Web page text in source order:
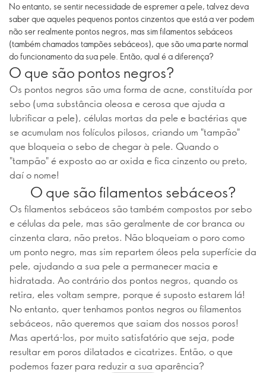
No entanto, se sentir necessidade de espremer a pele, talvez deva
saber que aqueles pequenos pontos cinzentos que está a ver podem
não ser realmente pontos negros, mas sim filamentos sebáceos
(também chamados tampões sebáceos), que são uma parte normal
do funcionamento da sua pele. Então, qual é a diferença?
O que são pontos negros?
Os pontos negros são uma forma de acne, constituída por
sebo (uma substância oleosa e cerosa que ajuda a
lubrificar a pele), células mortas da pele e bactérias que
se acumulam nos folículos pilosos, criando um "tampão"
que bloqueia o sebo de chegar à pele. Quando o
"tampão" é exposto ao ar oxida e fica cinzento ou preto,
daí o nome!
O que são filamentos sebáceos?
Os filamentos sebáceos são também compostos por sebo
e células da pele, mas são geralmente de cor branca ou
cinzenta clara, não pretos. Não bloqueiam o poro como
um ponto negro, mas sim repartem óleos pela superfície da
pele, ajudando a sua pele a permanecer macia e
hidratada. Ao contrário dos pontos negros, quando os
retira, eles voltam sempre, porque é suposto estarem lá!
No entanto, quer tenhamos pontos negros ou filamentos
sebáceos, não queremos que saiam dos nossos poros!
Mas apertá-los, por muito satisfatório que seja, pode
resultar em poros dilatados e cicatrizes. Então, o que
podemos fazer para reduzir a sua aparência?